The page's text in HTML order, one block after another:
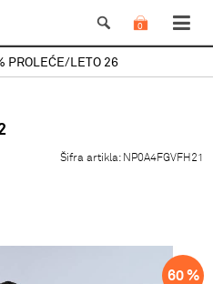
0
PROLEĆE/LETO 26
Šifra artikla: NP0A4FGVFH21
60 %